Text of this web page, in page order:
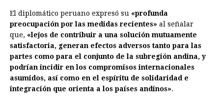
El diplomático peruano expresó su «profunda
preocupación por las medidas recientes» al señalar
que, «lejos de contribuir a una solución mutuamente
satisfactoria, generan efectos adversos tanto para las
partes como para el conjunto de la subregión andina, y
podrían incidir en los compromisos internacionales
asumidos, así como en el espíritu de solidaridad e
integración que orienta a los países andinos».